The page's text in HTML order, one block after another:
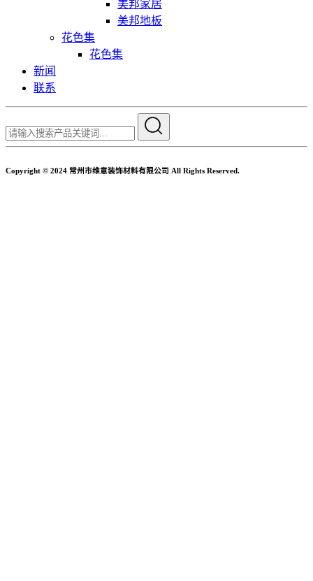
美邦家居
美邦地板
花色集
花色集
新闻
联系
Copyright © 2024 常州市维意装饰材料有限公司 All Rights Reserved.